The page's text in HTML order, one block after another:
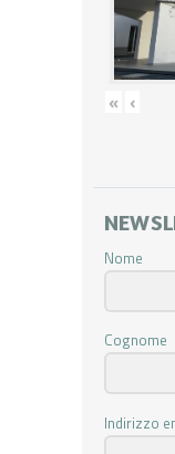
« ‹
Nome
Cognome
Indirizzo